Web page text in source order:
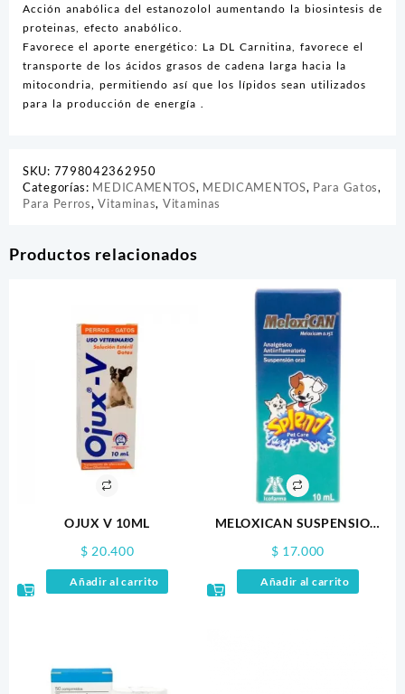
Acción anabólica del estanozolol aumentando la biosintesis de
proteinas, efecto anabólico.
Favorece el aporte energético: La DL Carnitina, favorece el
transporte de los ácidos grasos de cadena larga hacia la
mitocondria, permitiendo así que los lípidos sean utilizados
para la producción de energía .
SKU: 7798042362950
Categorías: MEDICAMENTOS, MEDICAMENTOS, Para Gatos,
Para Perros,Vitaminas, Vitaminas
Productos relacionados
OJUX V 10ML
$ 20.400
Añadir al carrito
MELOXICAN SUSPENSION
$ 17.000
Añadir al carrito